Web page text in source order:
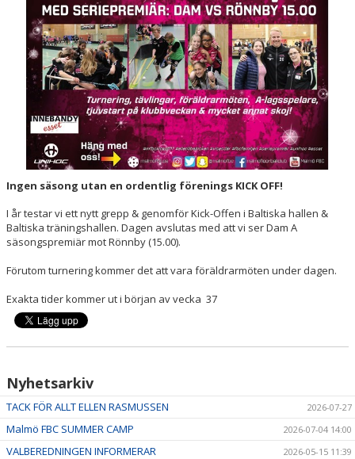
HALL OF FAME
Ingen säsong utan en ordentlig förenings KICK OFF!
I år testar vi ett nytt grepp & genomför Kick-Offen i Baltiska hallen &
Baltiska träningshallen. Dagen avslutas med att vi ser Dam A
säsongspremiär mot Rönnby (15.00).
Förutom turnering kommer det att vara föräldrarmöten under dagen.
Exakta tider kommer ut i början av vecka 37
Nyhetsarkiv
TACK FÖR ALLT ELLEN RASMUSSEN 2026-07-27
Malmö FBC SUMMER CAMP 2026-07-04 14:00
VALBEREDNINGEN INFORMERAR 2026-05-15 11:39